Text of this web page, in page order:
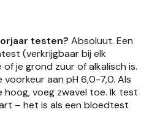
testen? Absoluut. Een
(verkrijgbaar bij elk
je grond zuur of alkalisch is.
aan pH 6,0-7,0. Als
voeg zwavel toe. Ik test
– het is als een bloedtest